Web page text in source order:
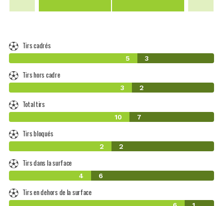
Tirs cadrés
5 3
Tirs hors cadre
3 2
Total tirs
10 7
Tirs bloqués
2 2
Tirs dans la surface
4 6
Tirs en dehors de la surface